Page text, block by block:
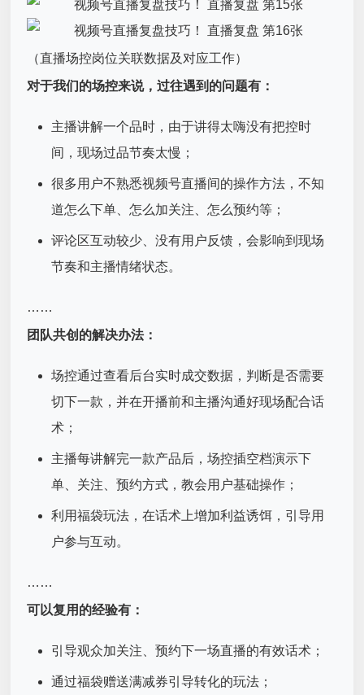
（直播场控岗位关联数据及对应工作）
对于我们的场控来说，过往遇到的问题有：
主播讲解一个品时，由于讲得太嗨没有把控时
间，现场过品节奏太慢；
很多用户不熟悉视频号直播间的操作方法，不知
道怎么下单、怎么加关注、怎么预约等；
评论区互动较少、没有用户反馈，会影响到现场
节奏和主播情绪状态。
……
团队共创的解决办法：
场控通过查看后台实时成交数据，判断是否需要
切下一款，并在开播前和主播沟通好现场配合话
术；
主播每讲解完一款产品后，场控插空档演示下
单、关注、预约方式，教会用户基础操作；
利用福袋玩法，在话术上增加利益诱饵，引导用
户参与互动。
……
可以复用的经验有：
引导观众加关注、预约下一场直播的有效话术；
通过福袋赠送满减券引导转化的玩法；